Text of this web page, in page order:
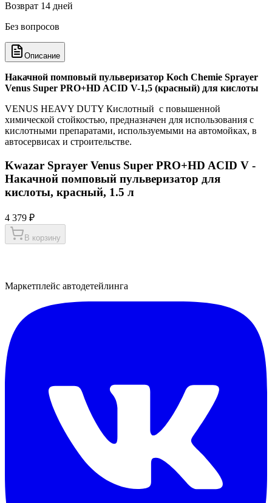
Возврат 14 дней
Без вопросов
Описание
Накачной помповый пульверизатор Koch Chemie Sprayer
Venus Super PRO+HD ACID V-1,5 (красный) для кислоты
VENUS HEAVY DUTY Кислотный с повышенной
химической стойкостью, предназначен для использования с
кислотными препаратами, используемыми на автомойках, в
автосервисах и строительстве.
Kwazar Sprayer Venus Super PRO+HD ACID V -
Накачной помповый пульверизатор для
кислоты, красный, 1.5 л
4 379 ₽
В корзину
Маркетплейс автодетейлинга